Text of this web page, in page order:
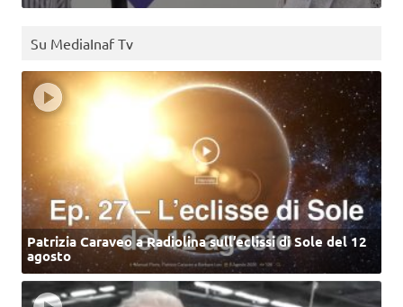
Su MediaInaf Tv
Patrizia Caraveo a Radiolina sull’eclissi di Sole del 12
agosto